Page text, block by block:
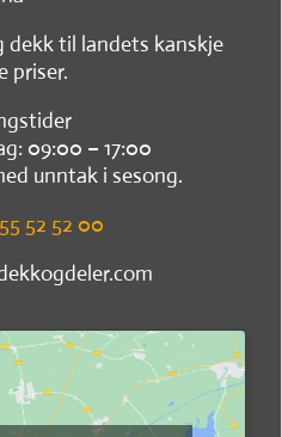
dekk til landets kanskje
priser.
09:00 – 17:00
unntak i sesong.
55 52 52 00